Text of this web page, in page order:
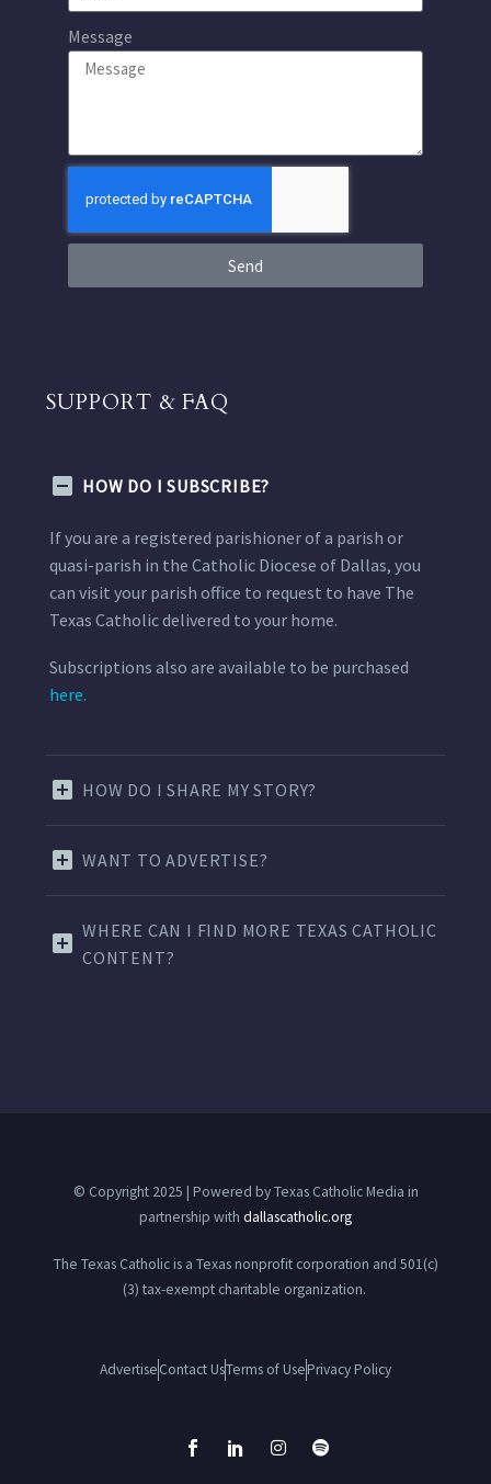
Message
Send
SUPPORT & FAQ
HOW DO I SUBSCRIBE?
If you are a registered parishioner of a parish or
quasi-parish in the Catholic Diocese of Dallas, you
can visit your parish office to request to have The
Texas Catholic delivered to your home.
Subscriptions also are available to be purchased
here.
HOW DO I SHARE MY STORY?
WANT TO ADVERTISE?
WHERE CAN I FIND MORE TEXAS CATHOLIC
CONTENT?
© Copyright 2025 | Powered by Texas Catholic Media in
partnership with dallascatholic.org
The Texas Catholic is a Texas nonprofit corporation and 501(c)
(3) tax-exempt charitable organization.
AdvertiseContact UsTerms of UsePrivacy Policy